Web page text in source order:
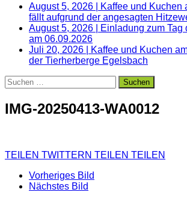
August 5, 2026
Kaffee und Kuchen
fällt aufgrund der angesagten
August 5, 2026
Einladung zum Tag
am 06.09.2026
Juli 20, 2026
Kaffee und Kuchen
der Tierherberge Egelsbach
Suchen
nach:
IMG-20250413-WA0012
TEILEN TWITTERN TEILEN TEILEN
Vorheriges Bild
Nächstes Bild